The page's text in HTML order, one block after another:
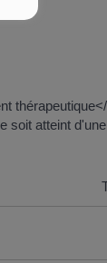
soit atteint